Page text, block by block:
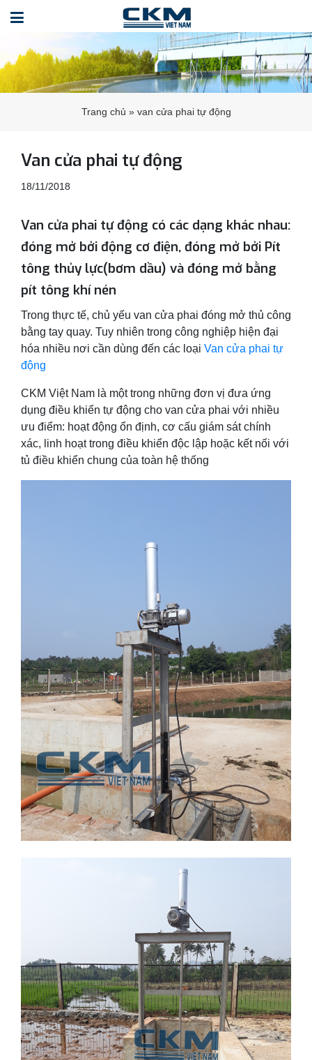
Trang chủ » van cửa phai tự động
Van cửa phai tự động
18/11/2018
Van cửa phai tự động có các dạng khác nhau:
đóng mở bởi động cơ điện, đóng mở bởi Pít
tông thủy lực(bơm dầu) và đóng mở bằng
pít tông khí nén
Trong thực tế, chủ yếu van cửa phai đóng mở thủ công
bằng tay quay. Tuy nhiên trong công nghiệp hiện đại
hóa nhiều nơi cần dùng đến các loại Van cửa phai tự
động
CKM Việt Nam là một trong những đơn vị đưa ứng
dụng điều khiển tự động cho van cửa phai với nhiều
ưu điểm: hoạt động ổn định, cơ cấu giám sát chính
xác, linh hoạt trong điều khiển độc lập hoặc kết nối với
tủ điều khiển chung của toàn hệ thống